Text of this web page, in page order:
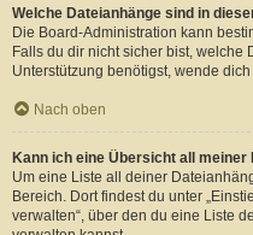
Welche Dateianhänge sind in
Die Board-Administration kann
Falls du dir nicht sicher bist, welche
Unterstützung benötigst, wende
Nach oben
Kann ich eine Übersicht all
Um eine Liste all deiner
Bereich. Dort findest du unter
verwalten“, über den du eine Liste